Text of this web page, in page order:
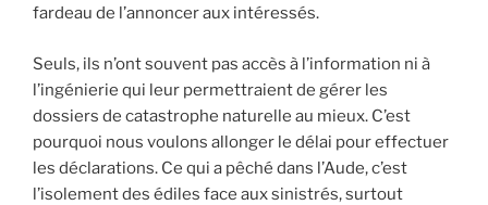
fardeau de l’annoncer aux intéressés.
Seuls, ils n’ont souvent pas accès à l’information ni à
l’ingénierie qui leur permettraient de gérer les
dossiers de catastrophe naturelle au mieux. C’est
pourquoi nous voulons allonger le délai pour effectuer
les déclarations. Ce qui a pêché dans l’Aude, c’est
l’isolement des édiles face aux sinistrés, surtout